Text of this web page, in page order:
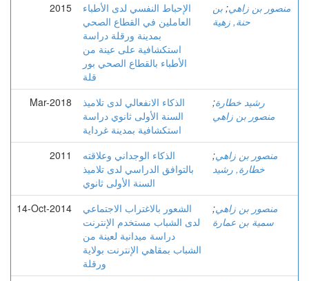
2015
الإحباط النفسي لدى الأطباء
العاملين في القطاع الصحي
بمدينة ورقلة دراسة
استكشافية على عينة من
الأطباء بالقطاع الصحي بور
قلة
منصور بن زاهي; بن
حنة, زهية
Mar-2018
الذكاء الانفعالي لدى تلاميذ
السنة الأولى ثانوي دراسة
استكشافية بمدينة غرداية
رشيد خطارة;
منصور بن زاهي
2011
الذكاء الوجداني وعلاقته
بالتوافق الدراسي لدى تلاميذ
السنة الأولى ثانوي
منصور بن زاهي;
خطارة, رشید
14-Oct-2014
الشعور بالاغتراب الاجتماعي
لدى الشباب مستخدم الإنترنت
دراسة ميدانية لعينة من
الشباب بمقاهي الإنترنت بولاية
ورقلة
منصور بن زاهي;
سمية بن عمارة